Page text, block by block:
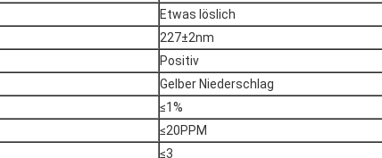
Etwas löslich
227±2nm
Positiv
Gelber Niederschlag
≤1%
≤20PPM
≤3